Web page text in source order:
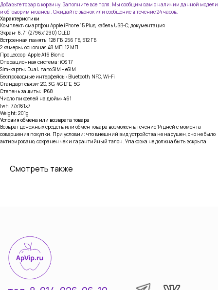
Добавьте товар в корзину. Заполните все поля. Мы сообщим вам о наличии данной модели
и обговорим нюансы. Ожидайте звонок или сообщение в течение 24 часов.
Характеристики
Комплект: смартфон Apple iPhone 15 Plus, кабель USB-C, документация
Экран: 6.7" (2796x1290) OLED
Встроенная память: 128 ГБ, 256 ГБ, 512 ГБ
2 камеры: основная 48 МП, 12 МП
Процессор: Apple A16 Bionic
Операционная система: iOS 17
Sim-карты: Dual: nano SIM + eSIM
Беспроводные интерфейсы: Bluetooth, NFC, Wi-Fi
Стандарт связи: 2G, 3G, 4G LTE, 5G
Степень защиты: IP68
Число пикселей на дюйм: 461
lwh: 77x161x7
Weight: 201g
Условия обмена или возврата товара
Возврат денежных средств или обмен товара возможен в течение 14 дней с момента
совершения покупки. При условии: что внешний вид устройства не нарушен, оно не было
активировано, сохранен чек и гарантийный талон. Упаковка не должна быть вскрыта
Смотреть также
Услуги
Trade-in
Каталог
iPhone
тел: 8-914-926-96-10